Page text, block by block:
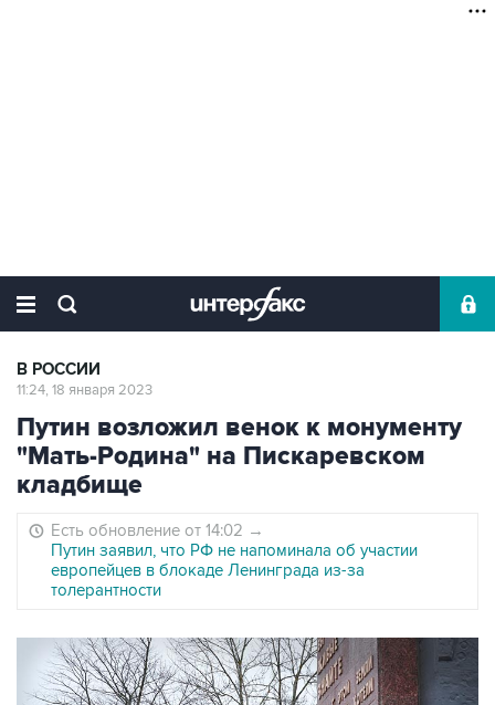
В РОССИИ
11:24, 18 января 2023
Путин возложил венок к монументу
"Мать-Родина" на Пискаревском
кладбище
Есть обновление от 14:02 →
Путин заявил, что РФ не напоминала об участии
европейцев в блокаде Ленинграда из-за
толерантности